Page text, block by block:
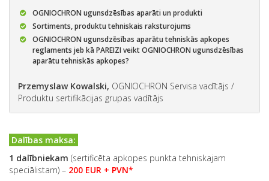
OGNIOCHRON ugunsdzēsības aparāti un produkti
Sortiments, produktu tehniskais raksturojums
OGNIOCHRON ugunsdzēsības aparātu tehniskās apkopes
reglaments jeb kā PAREIZI veikt OGNIOCHRON ugunsdzēsības
aparātu tehniskās apkopes?
Przemyslaw Kowalski, OGNIOCHRON Servisa vadītājs /
Produktu sertifikācijas grupas vadītājs
Dalības maksa:
1 dalībniekam (sertificēta apkopes punkta tehniskajam
speciālistam) – 200 EUR + PVN*